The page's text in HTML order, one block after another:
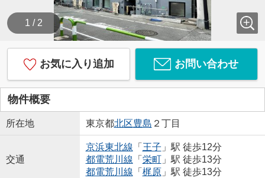
1 / 2
お気に入り追加 お問い合わせ
物件概要
所在地 東京都北区豊島 ２丁目
交通
京浜東北線 「 王子 」駅 徒歩12分
都電荒川線 「 栄町」駅 徒歩13分
都電荒川線 「 梶原」駅 徒歩13分